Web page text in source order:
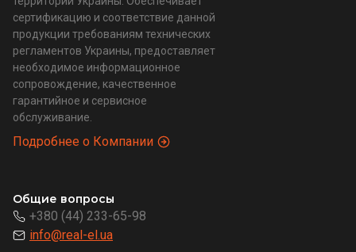
сертификацию и соответствие данной
продукции требованиям технических
регламентов Украины, предоставляет
необходимое информационное
сопровождение, качественное
гарантийное и сервисное
обслуживание.
Подробнее о Компании
Общие вопросы
+380 (44) 233-65-98
info@real-el.ua